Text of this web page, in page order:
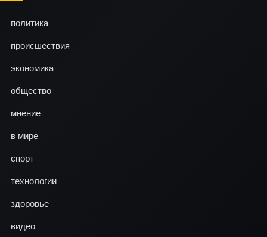
политика
происшествия
экономика
общество
мнение
в мире
спорт
технологии
здоровье
видео